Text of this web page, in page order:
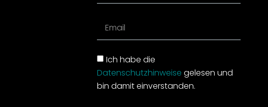
Ich habe die
Datenschutzhinweise gelesen und
bin damit einverstanden.